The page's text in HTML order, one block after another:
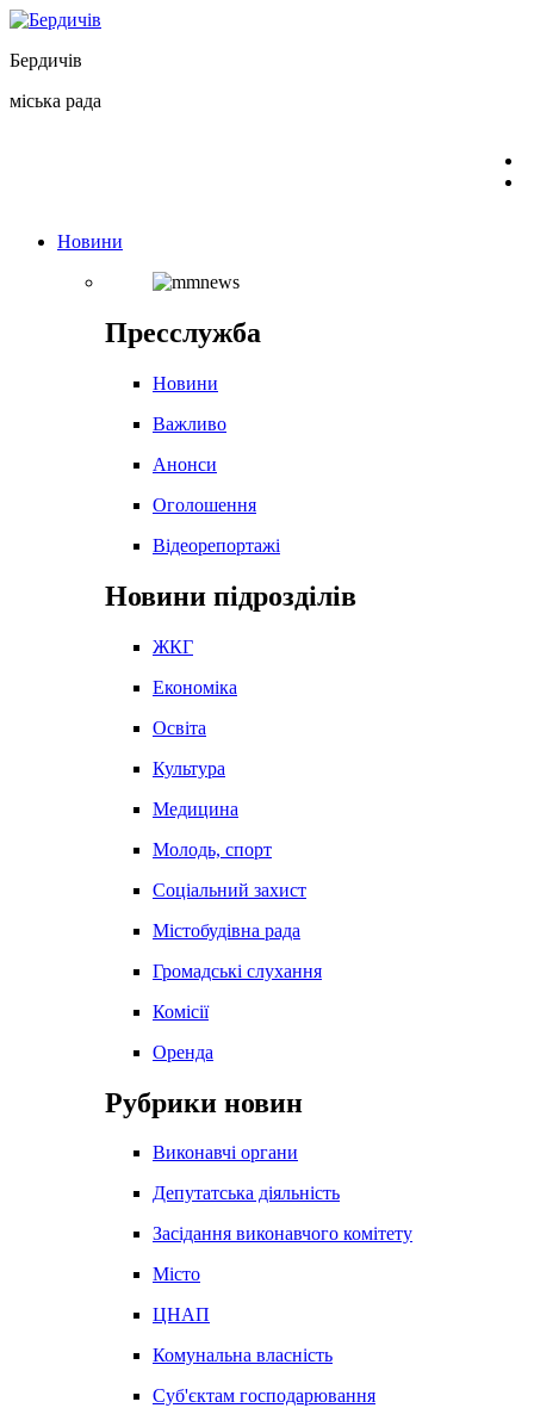
Перейти
вмісту
Бердичів
міська рада
Новини
Пресслужба
Новини
Важливо
Анонси
Оголошення
Відеорепортажі
Новини підрозділів
ЖКГ
Економіка
Освіта
Культура
Медицина
Молодь, спорт
Соціальний захист
Містобудівна рада
Громадські слухання
Комісії
Оренда
Рубрики новин
Виконавчі органи
Депутатська діяльність
Засідання виконавчого комітету
Місто
ЦНАП
Комунальна власність
Суб'єктам господарювання